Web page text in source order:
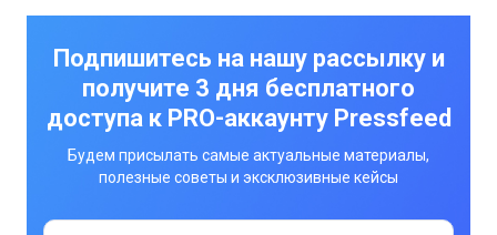
Подпишитесь на нашу рассылку и
получите 3 дня бесплатного
доступа к PRO-аккаунту Pressfeed
Будем присылать самые актуальные материалы,
полезные советы и эксклюзивные кейсы